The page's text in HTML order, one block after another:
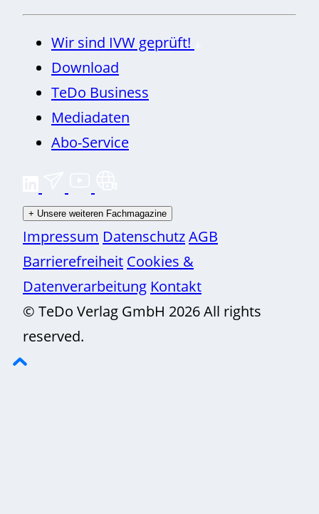
Wir sind IVW geprüft!
Download
TeDo Business
Mediadaten
Abo-Service
+ Unsere weiteren Fachmagazine
Impressum DatenschutzAGB
Barrierefreiheit Cookies &
Datenverarbeitung Kontakt
© TeDo Verlag GmbH 2026 All rights
reserved.